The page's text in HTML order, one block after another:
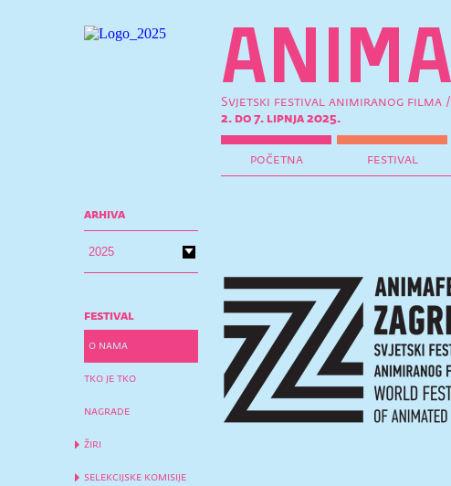
Svjetski festival animiranog filma /
2. do 7. lipnja 2025.
početna festival
arhiva
festival
o nama
tko je tko
nagrade
žiri
selekcijske komisije